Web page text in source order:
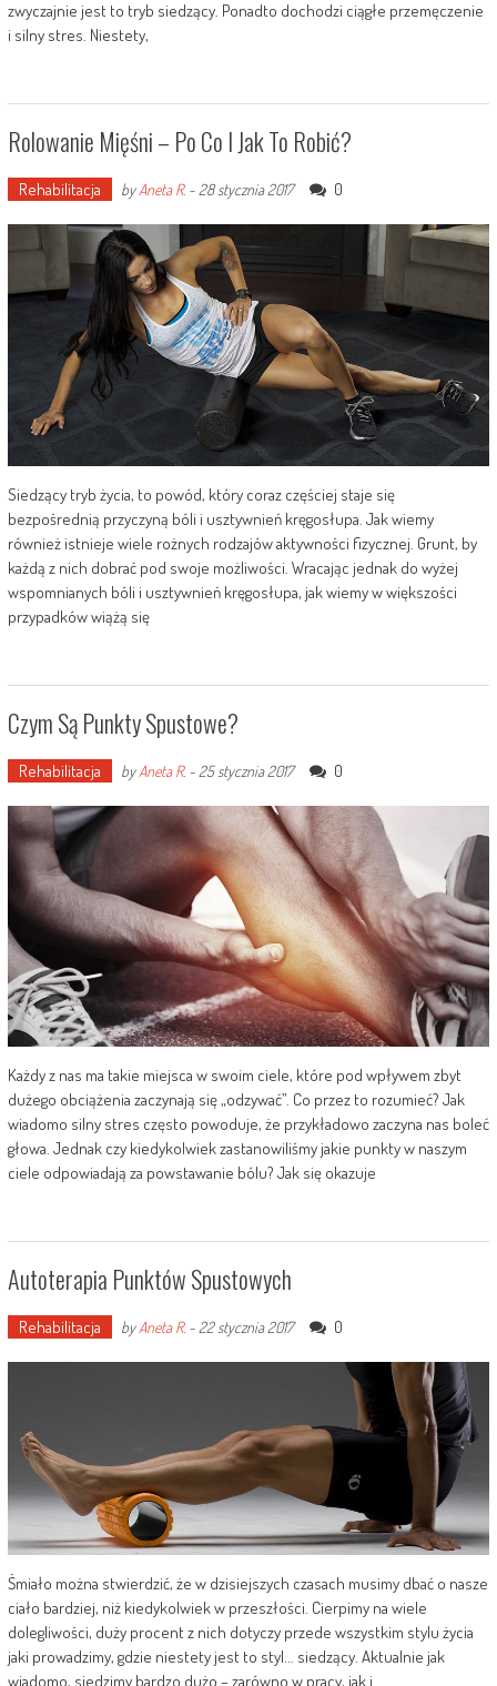
zwyczajnie jest to tryb siedzący. Ponadto dochodzi ciągłe przemęczenie
i silny stres. Niestety,
Rolowanie Mięśni – Po Co I Jak To Robić?
Rehabilitacja byAneta R.- 28 stycznia 2017 0
Siedzący tryb życia, to powód, który coraz częściej staje się
bezpośrednią przyczyną bóli i usztywnień kręgosłupa. Jak wiemy
również istnieje wiele rożnych rodzajów aktywności fizycznej. Grunt, by
każdą z nich dobrać pod swoje możliwości. Wracając jednak do wyżej
wspomnianych bóli i usztywnień kręgosłupa, jak wiemy w większości
przypadków wiążą się
Czym Są Punkty Spustowe?
Rehabilitacja byAneta R.- 25 stycznia 2017 0
Każdy z nas ma takie miejsca w swoim ciele, które pod wpływem zbyt
dużego obciążenia zaczynają się „odzywać”. Co przez to rozumieć? Jak
wiadomo silny stres często powoduje, że przykładowo zaczyna nas boleć
głowa. Jednak czy kiedykolwiek zastanowiliśmy jakie punkty w naszym
ciele odpowiadają za powstawanie bólu? Jak się okazuje
Autoterapia Punktów Spustowych
Rehabilitacja byAneta R.- 22 stycznia 2017 0
Śmiało można stwierdzić, że w dzisiejszych czasach musimy dbać o nasze
ciało bardziej, niż kiedykolwiek w przeszłości. Cierpimy na wiele
dolegliwości, duży procent z nich dotyczy przede wszystkim stylu życia
jaki prowadzimy, gdzie niestety jest to styl... siedzący. Aktualnie jak
wiadomo, siedzimy bardzo dużo – zarówno w pracy, jak i